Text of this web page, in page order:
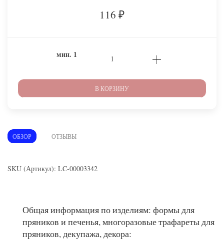
116 ₽
мин. 1
В КОРЗИНУ
ОБЗОР ОТЗЫВЫ
SKU (Артикул): LC-00003342
Общая информация по изделиям: формы для
пряников и печенья, многоразовые трафареты для
пряников, декупажа, декора: